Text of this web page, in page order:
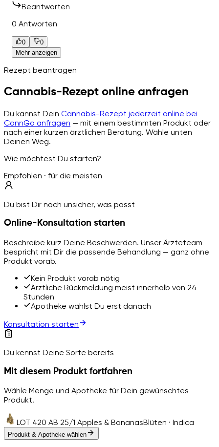
Beantworten
0 Antworten
0
0
Mehr anzeigen
Rezept beantragen
Cannabis-Rezept online anfragen
Du kannst Dein Cannabis-Rezept jederzeit online bei
CannGo anfragen — mit einem bestimmten Produkt oder
nach einer kurzen ärztlichen Beratung. Wähle unten
Deinen Weg.
Wie möchtest Du starten?
Empfohlen · für die meisten
Du bist Dir noch unsicher, was passt
Online-Konsultation starten
Beschreibe kurz Deine Beschwerden. Unser Ärzteteam
bespricht mit Dir die passende Behandlung — ganz ohne
Produkt vorab.
Kein Produkt vorab nötig
Ärztliche Rückmeldung meist innerhalb von 24
Stunden
Apotheke wählst Du erst danach
Konsultation starten
Du kennst Deine Sorte bereits
Mit diesem Produkt fortfahren
Wähle Menge und Apotheke für Dein gewünschtes
Produkt.
LOT 420 AB 25/1 Apples & BananasBlüten · Indica
Produkt & Apotheke wählen